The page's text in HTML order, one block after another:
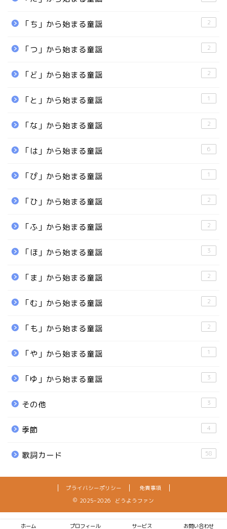
「ち」から始まる童謡 2
「つ」から始まる童謡 2
「ど」から始まる童謡 2
「と」から始まる童謡 1
「な」から始まる童謡 2
「は」から始まる童謡 6
「ぴ」から始まる童謡 1
「ひ」から始まる童謡 2
「ふ」から始まる童謡 2
「ほ」から始まる童謡 3
「ま」から始まる童謡 2
「む」から始まる童謡 2
「も」から始まる童謡 2
「や」から始まる童謡 1
「ゆ」から始まる童謡 3
その他 3
季節 4
歌詞カード 58
プライバシーポリシー
免責事項
2025–2026 どうようファン
ホーム プロフィール サービス お問い合わせ